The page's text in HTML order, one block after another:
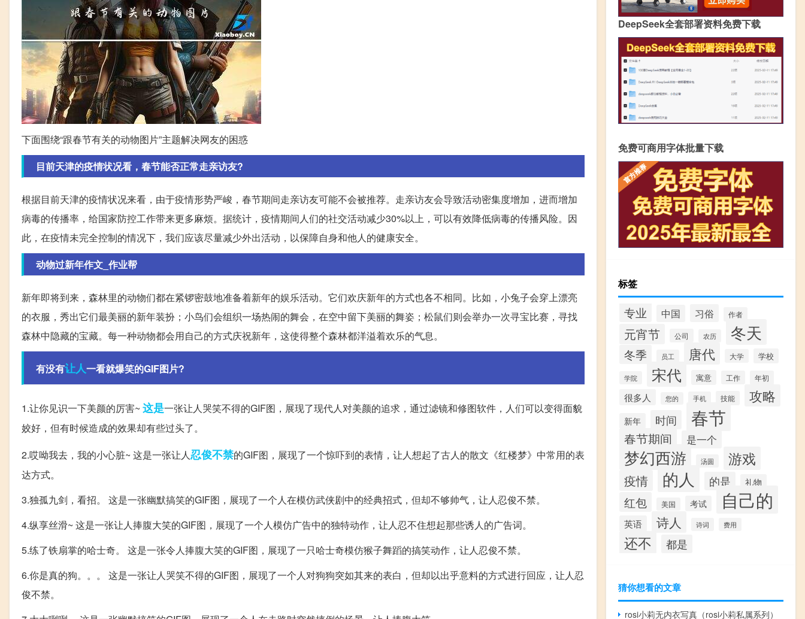
下面围绕“跟春节有关的动物图片”主题解决网友的困惑
目前天津的疫情状况看，春节能否正常走亲访友?
根据目前天津的疫情状况来看，由于疫情形势严峻，春节期间走亲访友可能不会被推荐。走亲访友会导致活动密集度增加，进而增加
病毒的传播率，给国家防控工作带来更多麻烦。据统计，疫情期间人们的社交活动减少30%以上，可以有效降低病毒的传播风险。因
此，在疫情未完全控制的情况下，我们应该尽量减少外出活动，以保障自身和他人的健康安全。
动物过新年作文_作业帮
新年即将到来，森林里的动物们都在紧锣密鼓地准备着新年的娱乐活动。它们欢庆新年的方式也各不相同。比如，小兔子会穿上漂亮
的衣服，秀出它们最美丽的新年装扮；小鸟们会组织一场热闹的舞会，在空中留下美丽的舞姿；松鼠们则会举办一次寻宝比赛，寻找
森林中隐藏的宝藏。每一种动物都会用自己的方式庆祝新年，这使得整个森林都洋溢着欢乐的气息。
有没有让人一看就爆笑的GIF图片?
1.让你见识一下美颜的厉害~ 这是一张让人哭笑不得的GIF图，展现了现代人对美颜的追求，通过滤镜和修图软件，人们可以变得面貌
姣好，但有时候造成的效果却有些过头了。
2.哎呦我去，我的小心脏~ 这是一张让人忍俊不禁的GIF图，展现了一个惊吓到的表情，让人想起了古人的散文《红楼梦》中常用的表
达方式。
3.独孤九剑，看招。 这是一张幽默搞笑的GIF图，展现了一个人在模仿武侠剧中的经典招式，但却不够帅气，让人忍俊不禁。
4.纵享丝滑~ 这是一张让人捧腹大笑的GIF图，展现了一个人模仿广告中的独特动作，让人忍不住想起那些诱人的广告词。
5.练了铁扇掌的哈士奇。 这是一张令人捧腹大笑的GIF图，展现了一只哈士奇模仿猴子舞蹈的搞笑动作，让人忍俊不禁。
6.你是真的狗。。。 这是一张让人哭笑不得的GIF图，展现了一个人对狗狗突如其来的表白，但却以出乎意料的方式进行回应，让人忍
俊不禁。
DeepSeek全套部署资料免费下载
免费可商用字体批量下载
标签
专业 中国 习俗 作者
元宵节 公司 农历 冬天
冬季 员工 唐代 大学 学校
学院 宋代 寓意 工作 年初
很多人 您的 手机 技能 攻略
新年 时间 春节
春节期间 是一个
梦幻西游 汤圆 游戏
疫情 的人 的是 礼物
红包 美国 考试 自己的
英语 诗人 诗词 费用
还不 都是
猜你想看的文章
rosi小莉无内衣写真（rosi小莉私属系列）